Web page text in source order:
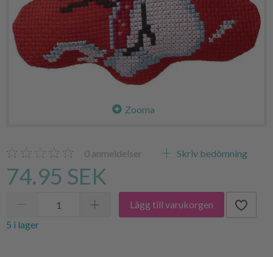
Zooma
0 anmeldelser Skriv bedömning
74.95 SEK
Lägg till varukorgen
5 i lager